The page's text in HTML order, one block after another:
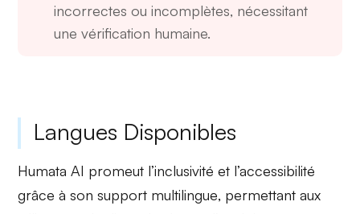
incorrectes ou incomplètes, nécessitant
une vérification humaine.
Langues Disponibles
Humata AI promeut l’inclusivité et l’accessibilité
grâce à sonsupport multilingue, permettant aux